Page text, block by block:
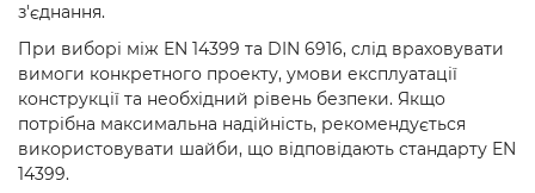
з'єднання.
При виборі між EN 14399 та DIN 6916, слід враховувати
вимоги конкретного проекту, умови експлуатації
конструкції та необхідний рівень безпеки. Якщо
потрібна максимальна надійність, рекомендується
використовувати шайби, що відповідають стандарту EN
14399.